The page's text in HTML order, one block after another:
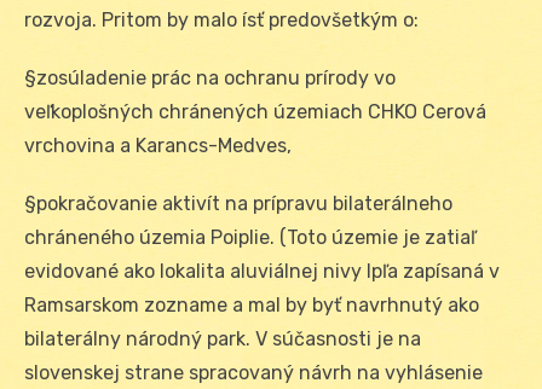
rozvoja. Pritom by malo ísť predovšetkým o:
§zosúladenie prác na ochranu prírody vo
veľkoplošných chránených územiach CHKO Cerová
vrchovina a Karancs-Medves,
§pokračovanie aktivít na prípravu bilaterálneho
chráneného územia Poiplie. (Toto územie je zatiaľ
evidované ako lokalita aluviálnej nivy Ipľa zapísaná v
Ramsarskom zozname a mal by byť navrhnutý ako
bilaterálny národný park. V súčasnosti je na
slovenskej strane spracovaný návrh na vyhlásenie